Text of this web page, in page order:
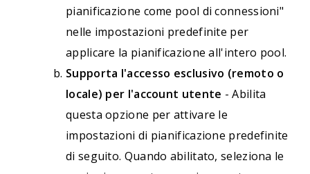
pianificazione come pool di connessioni"
nelle impostazioni predefinite per
applicare la pianificazione all'intero pool.
Supporta l'accesso esclusivo (remoto o
locale) per l'account utente - Abilita
questa opzione per attivare le
impostazioni di pianificazione predefinite
di seguito. Quando abilitato, seleziona le